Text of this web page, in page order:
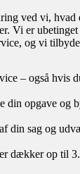
ved vi, hvad
Vi er ubetinget
og vi
– også hvis
din opgave og
din sag og
dækker op til